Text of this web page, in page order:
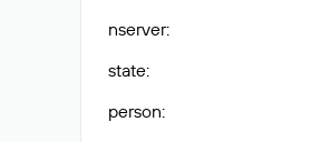
nserver:
state:
person: